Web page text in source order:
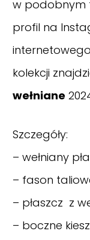
w podobnym
profil na
kolekcji
wełniane
Szczegóły:
– wełniany
– fason
– płaszcz z
– boczne